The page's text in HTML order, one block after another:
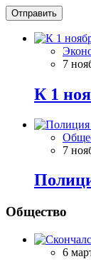
Отправить
7
К 1
7
Общество
6